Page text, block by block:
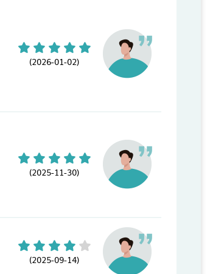
(2026-01-02)
(2025-11-30)
(2025-09-14)